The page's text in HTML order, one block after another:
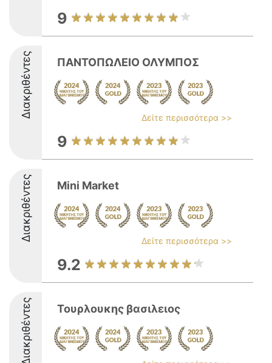
9
Διακριθέντες ΠΑΝΤΟΠΩΛΕΙΟ ΟΛΥΜΠΟΣ
Δείτε περισσότερα >>
9
Διακριθέντες Mini Market
Δείτε περισσότερα >>
9.2
Διακριθέντες Τουρλουκης βασιλειος